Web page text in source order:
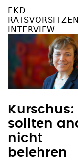
EKD-
INTERVIEW
Kurschus:
sollten
nicht
belehren